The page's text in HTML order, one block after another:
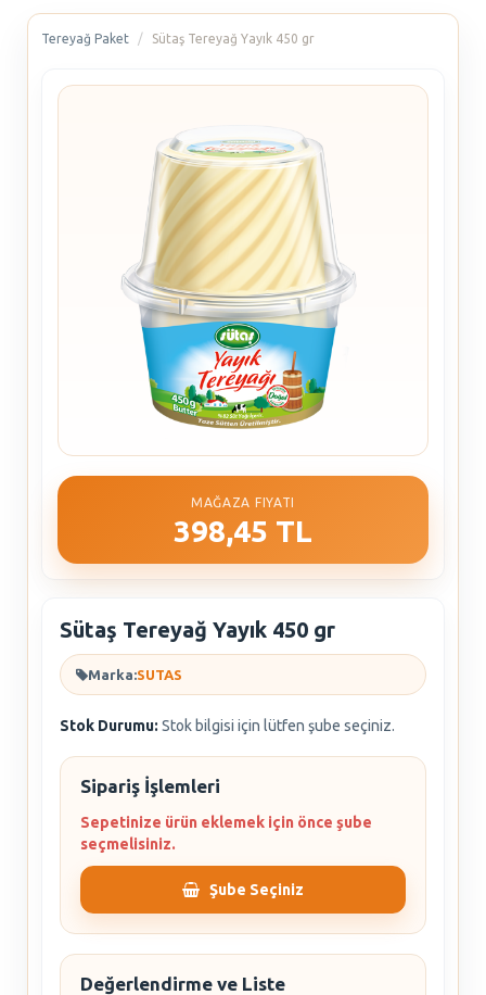
Tereyağ Paket Sütaş Tereyağ Yayık 450 gr
MAĞAZA FIYATI
398,45 TL
Sütaş Tereyağ Yayık 450 gr
Marka:SUTAS
Stok Durumu: Stok bilgisi için lütfen şube seçiniz.
Sipariş İşlemleri
Sepetinize ürün eklemek için önce şube
seçmelisiniz.
Şube Seçiniz
Değerlendirme ve Liste